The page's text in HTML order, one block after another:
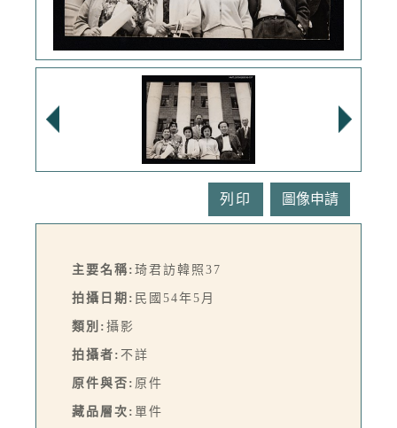
列印
主要名稱: 琦君訪韓照37
拍攝日期: 民國54年5月
類別: 攝影
拍攝者: 不詳
原件與否: 原件
藏品層次: 單件